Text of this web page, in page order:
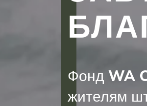
Фонд WA
жителям